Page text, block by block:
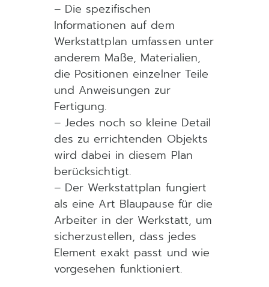
– Die spezifischen
Informationen auf dem
Werkstattplan umfassen unter
anderem Maße, Materialien,
die Positionen einzelner Teile
und Anweisungen zur
Fertigung.
– Jedes noch so kleine Detail
des zu errichtenden Objekts
wird dabei in diesem Plan
berücksichtigt.
– Der Werkstattplan fungiert
als eine Art Blaupause für die
Arbeiter in der Werkstatt, um
sicherzustellen, dass jedes
Element exakt passt und wie
vorgesehen funktioniert.